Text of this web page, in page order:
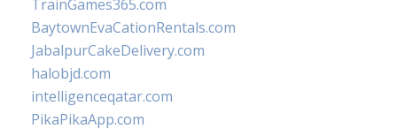
TrainGames365.com
BaytownEvaCationRentals.com
JabalpurCakeDelivery.com
halobjd.com
intelligenceqatar.com
PikaPikaApp.com